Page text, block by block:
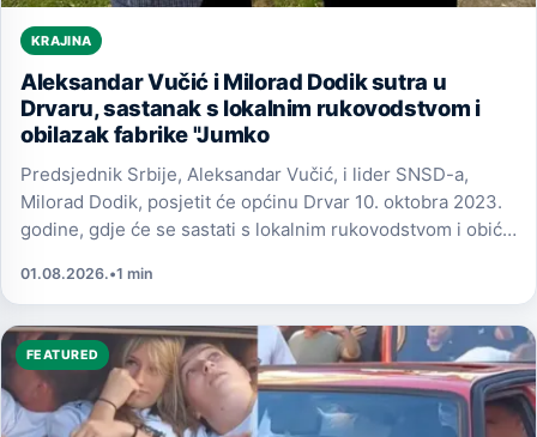
KRAJINA
Aleksandar Vučić i Milorad Dodik sutra u
Drvaru, sastanak s lokalnim rukovodstvom i
obilazak fabrike "Jumko
Predsjednik Srbije, Aleksandar Vučić, i lider SNSD-a,
Milorad Dodik, posjetit će općinu Drvar 10. oktobra 2023.
godine, gdje će se sastati s lokalnim rukovodstvom i obići
01.08.2026.•1 min
FEATURED